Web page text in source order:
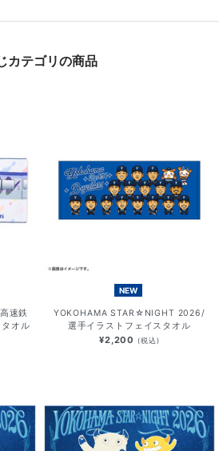
カテゴリの商品
速鉄
オル
NEW
YOKOHAMA STAR☆NIGHT 2026/
選手イラストフェイスタオル
¥2,200 (税込)